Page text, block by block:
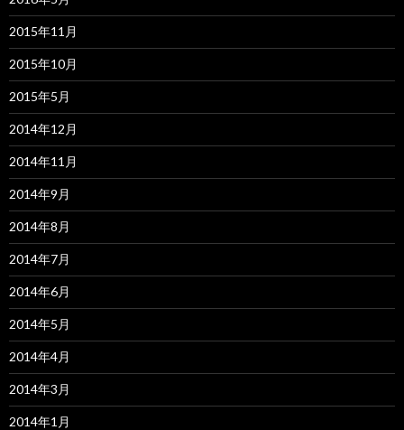
2015年11月
2015年10月
2015年5月
2014年12月
2014年11月
2014年9月
2014年8月
2014年7月
2014年6月
2014年5月
2014年4月
2014年3月
2014年1月